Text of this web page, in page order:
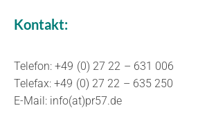
Kontakt:
Telefon: +49 (0) 27 22 – 631 006
Telefax: +49 (0) 27 22 – 635 250
E-Mail: info(at)pr57.de